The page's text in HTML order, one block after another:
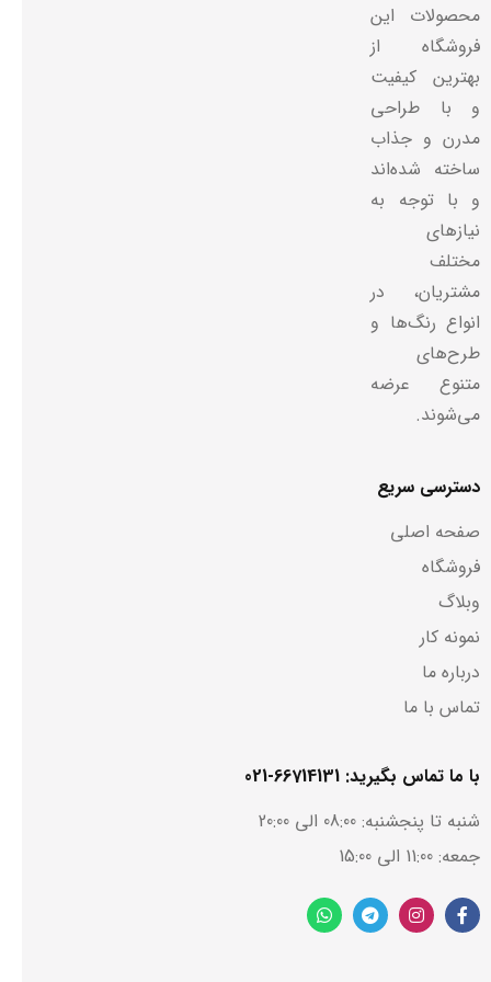
محصولات این
فروشگاه از
بهترین کیفیت
و با طراحی
مدرن و جذاب
ساخته شده‌اند
و با توجه به
نیازهای
مختلف
مشتریان، در
انواع رنگ‌ها و
طرح‌های
متنوع عرضه
می‌شوند.
دسترسی سریع
صفحه اصلی
فروشگاه
وبلاگ
نمونه کار
درباره ما
تماس با ما
با ما تماس بگیرید: 66714131-021
شنبه تا پنجشنبه: 08:00 الی 20:00
جمعه: 11:00 الی 15:00